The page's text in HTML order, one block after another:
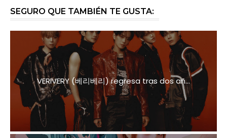
SEGURO QUE TAMBIÉN TE GUSTA:
VERIVERY (베리베리) regresa tras dos añ...